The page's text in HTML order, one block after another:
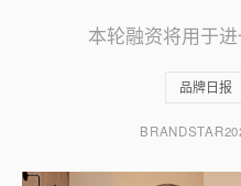
本轮融资将用于进
品牌日报
BRANDSTAR